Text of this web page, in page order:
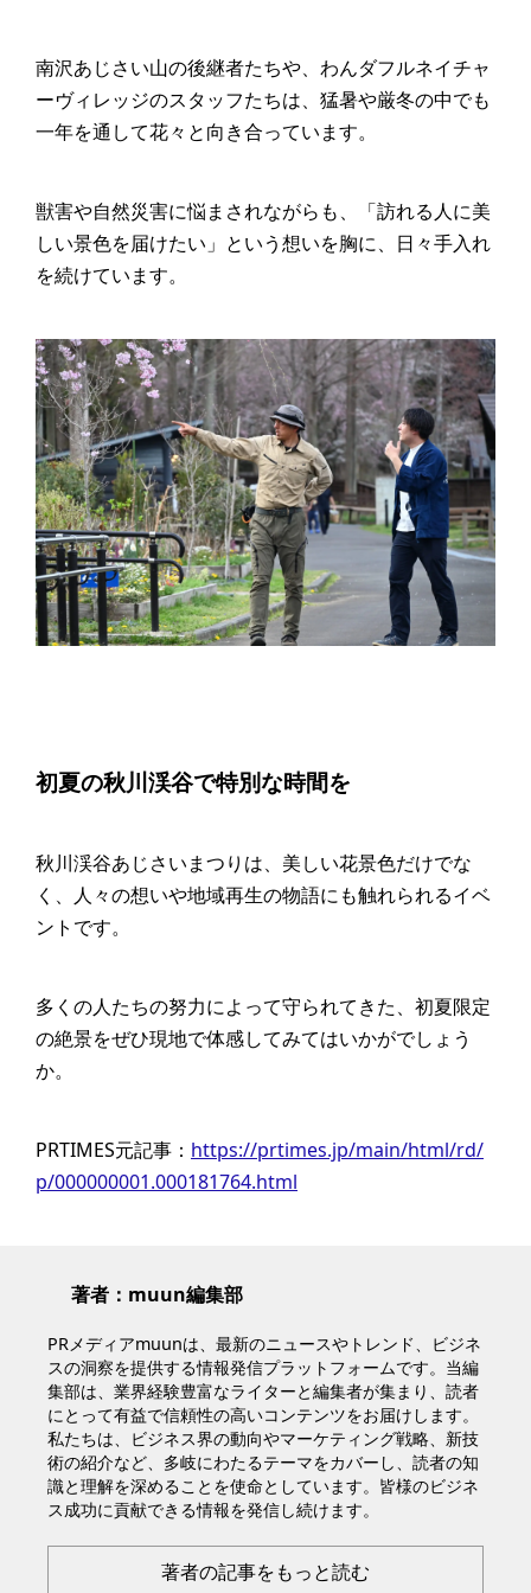
南沢あじさい山の後継者たちや、わんダフルネイチャ
ーヴィレッジのスタッフたちは、猛暑や厳冬の中でも
一年を通して花々と向き合っています。
獣害や自然災害に悩まされながらも、「訪れる人に美
しい景色を届けたい」という想いを胸に、日々手入れ
を続けています。
初夏の秋川渓谷で特別な時間を
秋川渓谷あじさいまつりは、美しい花景色だけでな
く、人々の想いや地域再生の物語にも触れられるイベ
ントです。
多くの人たちの努力によって守られてきた、初夏限定
の絶景をぜひ現地で体感してみてはいかがでしょう
か。
PRTIMES元記事： https://prtimes.jp/main/html/rd/
p/000000001.000181764.html
著者：muun編集部
PRメディアmuunは、最新のニュースやトレンド、ビジネ
スの洞察を提供する情報発信プラットフォームです。当編
集部は、業界経験豊富なライターと編集者が集まり、読者
にとって有益で信頼性の高いコンテンツをお届けします。
私たちは、ビジネス界の動向やマーケティング戦略、新技
術の紹介など、多岐にわたるテーマをカバーし、読者の知
識と理解を深めることを使命としています。皆様のビジネ
ス成功に貢献できる情報を発信し続けます。
著者の記事をもっと読む